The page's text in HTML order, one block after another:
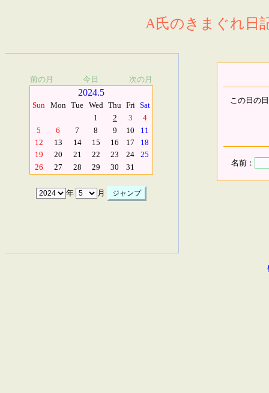
A氏のきまぐれ日
前の月 今日 次の月
2024.5
Sun Mon Tue Wed Thu Fri Sat
1
2 3
4
5
6 7 8 9 10
11
12
13 14 15 16 17
18
19
20 21 22 23 24
25
26
27 28 29 30 31
年 月
この日の
名前：